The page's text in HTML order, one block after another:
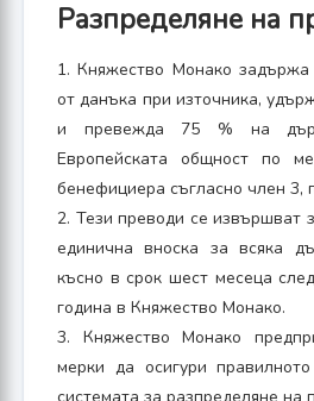
Разпределяне на
1. Княжество Монако
от данъка при източника,
и превежда 75 % на
Европейската общност по
бенефициера съгласно член 3,
2. Тези преводи се извършват
единична вноска за всяка
късно в срок шест месеца
година в Княжество Монако.
3. Княжество Монако
мерки да осигури